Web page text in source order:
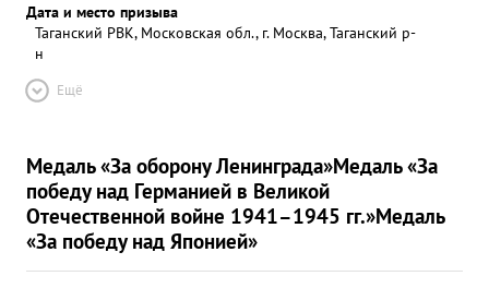
Дата и место призыва
Таганский РВК, Московская обл., г. Москва, Таганский р-
н
Ещё
Медаль «За оборону Ленинграда»Медаль «За
победу над Германией в Великой
Отечественной войне 1941–1945 гг.»Медаль
«За победу над Японией»